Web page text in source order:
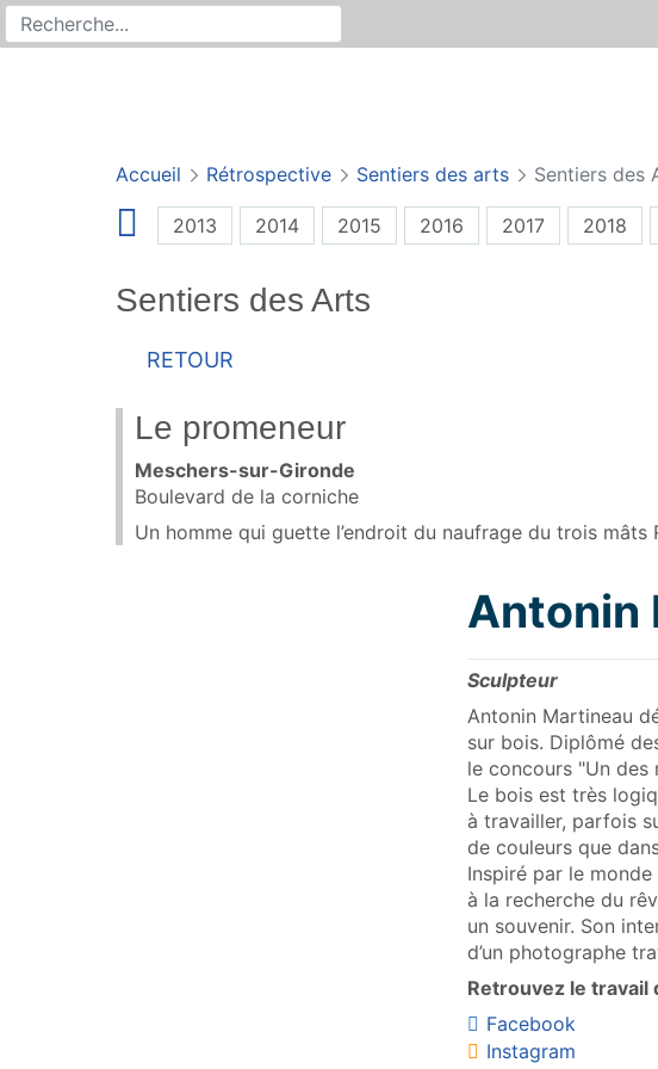
Recherche sur le site
Rechercher
Accueil Rétrospective Sentiers des arts Sentiers des
2013 2014 2015 2016 2017 2018
Sentiers des Arts
Retour
Le promeneur
Meschers-sur-Gironde
Boulevard de la corniche
Un homme qui guette l’endroit du naufrage du trois
Antonin
Sculpteur
Antonin Martineau
sur bois. Diplômé
le concours "Un des
Le bois est très
à travailler, parfois
de couleurs que
Inspiré par le
à la recherche du
un souvenir. Son
d’un photographe
Retrouvez le travail
Facebook
Instagram